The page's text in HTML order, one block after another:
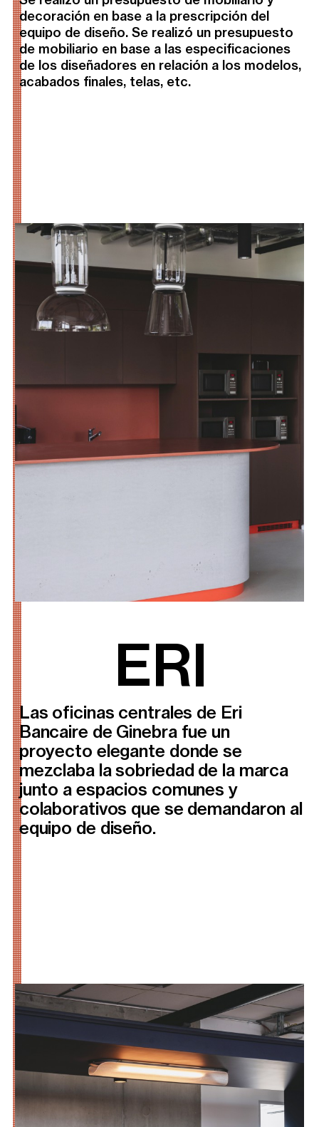
ERI
decoración en base a la prescripción del
equipo de diseño. Se realizó un presupuesto
de mobiliario en base a las especificaciones
de los diseñadores en relación a los modelos,
acabados finales, telas, etc.
Las oficinas centrales de Eri
Bancaire de Ginebra fue un
proyecto elegante donde se
mezclaba la sobriedad de la marca
junto a espacios comunes y
colaborativos que se demandaron al
equipo de diseño.